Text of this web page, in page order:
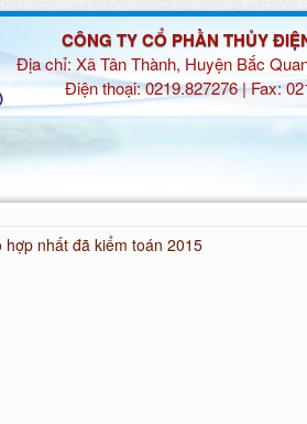
CÔNG TY CỔ PHẦN THỦY
Địa chỉ: Xã Tân Thành, Huyện Bắc
Điện thoại: 0219.827276 | Fax:
hợp nhất đã kiểm toán 2015